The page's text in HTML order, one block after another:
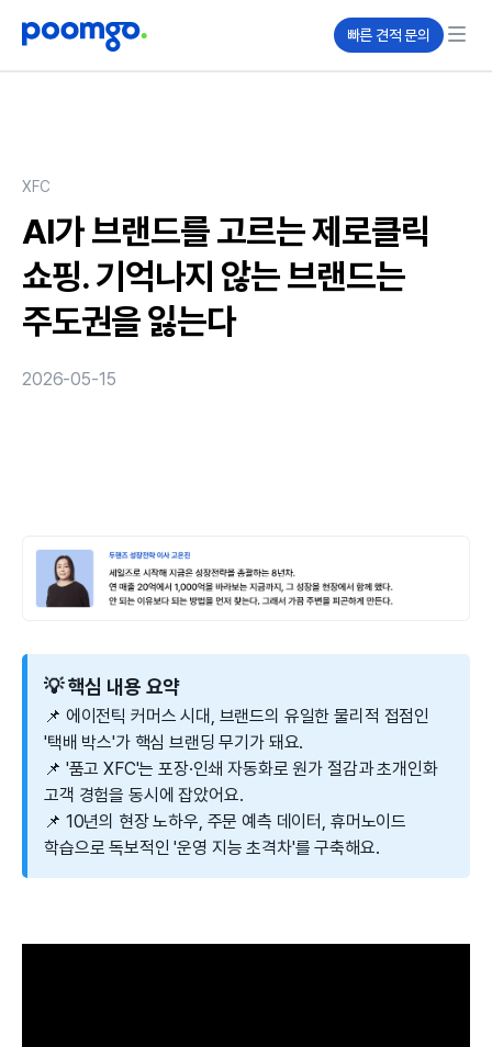
빠른 견적 문의
XFC
AI가 브랜드를 고르는 제로클릭
쇼핑. 기억나지 않는 브랜드는
주도권을 잃는다
2026-05-15
💡 핵심 내용 요약
📌 에이전틱 커머스 시대, 브랜드의 유일한 물리적 접점인
'택배 박스'가 핵심 브랜딩 무기가 돼요.
📌 '품고 XFC'는 포장·인쇄 자동화로 원가 절감과 초개인화
고객 경험을 동시에 잡았어요.
📌 10년의 현장 노하우, 주문 예측 데이터, 휴머노이드
학습으로 독보적인 '운영 지능 초격차'를 구축해요.